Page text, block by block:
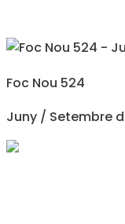
Foc Nou 524
Juny / Setembre